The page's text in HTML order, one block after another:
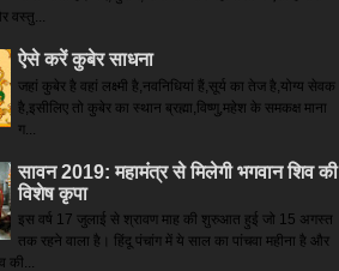
वस्तु...
ऐसे करें कुबेर साधना
जहां कुबेर है­ वहां लक्ष्मी है,नवनिधियां हैं,सूर्य का तेज है,योग्य सेवक
है,इसीलिए तो कुबेर का स्थान ब्रह्मा,विष्णु,महेश के समकक्ष माना
ग...
सावन 2019: महामंत्र से मिलेगी भगवान शिव की
विशेष कृपा
इस वर्ष 17 जुलाई से श्रावण माह की शुरुआत हुई जो 15 अगस्त
तक रहने वाला है। हिंदू पंचांग में ये साल का पांचवा महीना है और
की...